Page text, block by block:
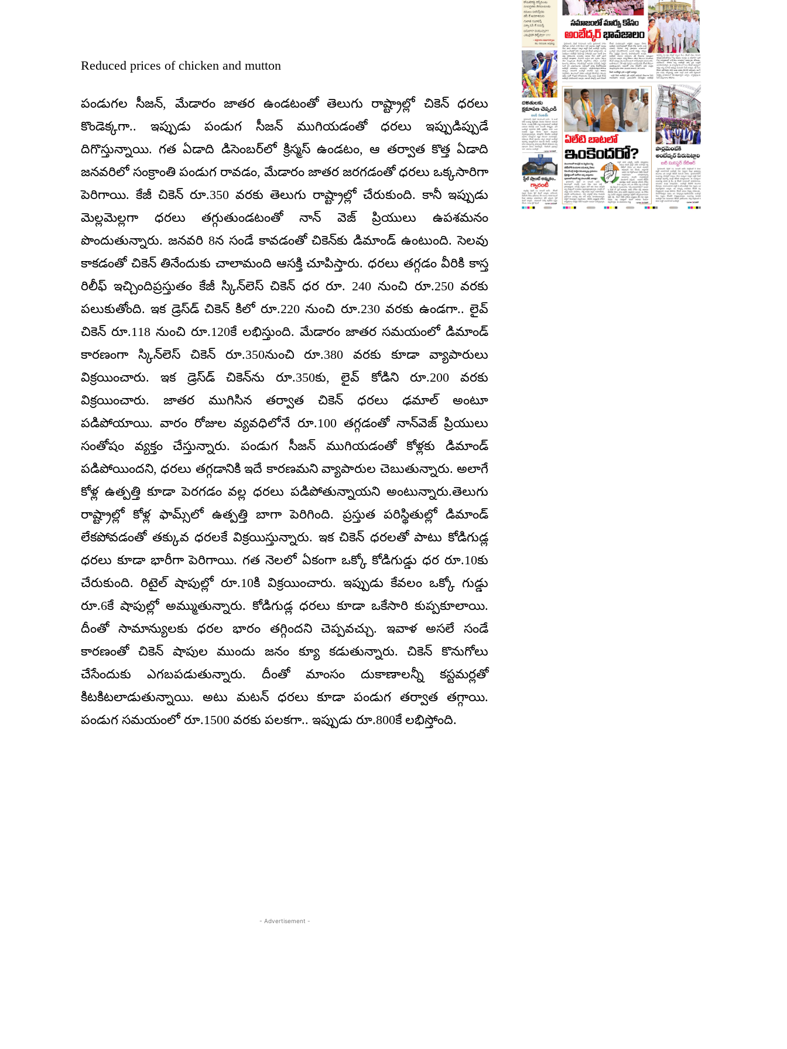
Reduced prices of chicken and mutton
పండుగల సీజన్, మేడారం జాతర ఉండటంతో తెలుగు రాష్ట్రాల్లో చికెన్ ధరలు
కొండెక్కగా.. ఇప్పుడు పండుగ సీజన్ ముగియడంతో ధరలు ఇప్పుడిప్పుడే
దిగొస్తున్నాయి. గత ఏడాది డిసెంబర్‌లో క్రిస్మస్ ఉండటం, ఆ తర్వాత కొత్త ఏడాది
జనవరిలో సంక్రాంతి పండుగ రావడం, మేడారం జాతర జరగడంతో ధరలు ఒక్కసారిగా
పెరిగాయి. కేజీ చికెన్ రూ.350 వరకు తెలుగు రాష్ట్రాల్లో చేరుకుంది. కానీ ఇప్పుడు
మెల్లమెల్లగా ధరలు తగ్గుతుండటంతో నాన్ వెజ్ ప్రియులు ఉపశమనం
పొందుతున్నారు. జనవరి 8న సండే కావడంతో చికెన్‌కు డిమాండ్ ఉంటుంది. సెలవు
కాకడంతో చికెన్ తినేందుకు చాలామంది ఆసక్తి చూపిస్తారు. ధరలు తగ్గడం వీరికి కాస్త
రిలీఫ్ ఇచ్చిందిప్రస్తుతం కేజీ స్కిన్‌లెస్ చికెన్ ధర రూ. 240 నుంచి రూ.250 వరకు
పలుకుతోంది. ఇక డ్రెస్‌డ్ చికెన్ కిలో రూ.220 నుంచి రూ.230 వరకు ఉండగా.. లైవ్
చికెన్ రూ.118 నుంచి రూ.120కే లభిస్తుంది. మేడారం జాతర సమయంలో డిమాండ్
కారణంగా స్కిన్‌లెస్ చికెన్ రూ.350నుంచి రూ.380 వరకు కూడా వ్యాపారులు
విక్రయించారు. ఇక డ్రెస్‌డ్ చికెన్‌ను రూ.350కు, లైవ్ కోడిని రూ.200 వరకు
విక్రయించారు. జాతర ముగిసిన తర్వాత చికెన్ ధరలు ఢమాల్ అంటూ
పడిపోయాయి. వారం రోజుల వ్యవధిలోనే రూ.100 తగ్గడంతో నాన్‌వెజ్ ప్రియులు
సంతోషం వ్యక్తం చేస్తున్నారు. పండుగ సీజన్ ముగియడంతో కోళ్లకు డిమాండ్
పడిపోయిందని, ధరలు తగ్గడానికి ఇదే కారణమని వ్యాపారుల చెబుతున్నారు. అలాగే
కోళ్ల ఉత్పత్తి కూడా పెరగడం వల్ల ధరలు పడిపోతున్నాయని అంటున్నారు.తెలుగు
రాష్ట్రాల్లో కోళ్ల ఫామ్స్‌లో ఉత్పత్తి బాగా పెరిగింది. ప్రస్తుత పరిస్థితుల్లో డిమాండ్
లేకపోవడంతో తక్కువ ధరలకే విక్రయిస్తున్నారు. ఇక చికెన్ ధరలతో పాటు కోడిగుడ్ల
ధరలు కూడా భారీగా పెరిగాయి. గత నెలలో ఏకంగా ఒక్కో కోడిగుడ్డు ధర రూ.10కు
చేరుకుంది. రిటైల్ షాపుల్లో రూ.10కి విక్రయించారు. ఇప్పుడు కేవలం ఒక్కో గుడ్డు
రూ.6కే షాపుల్లో అమ్ముతున్నారు. కోడిగుడ్ల ధరలు కూడా ఒకేసారి కుప్పకూలాయి.
దీంతో సామాన్యులకు ధరల భారం తగ్గిందని చెప్పవచ్చు. ఇవాళ అసలే సండే
కారణంతో చికెన్ షాపుల ముందు జనం క్యూ కడుతున్నారు. చికెన్ కొనుగోలు
చేసేందుకు ఎగబపడుతున్నారు. దీంతో మాంసం దుకాణాలన్నీ కస్టమర్లతో
కిటకిటలాడుతున్నాయి. అటు మటన్ ధరలు కూడా పండుగ తర్వాత తగ్గాయి.
పండుగ సమయంలో రూ.1500 వరకు పలకగా.. ఇప్పుడు రూ.800కే లభిస్తోంది.
- Advertisement -